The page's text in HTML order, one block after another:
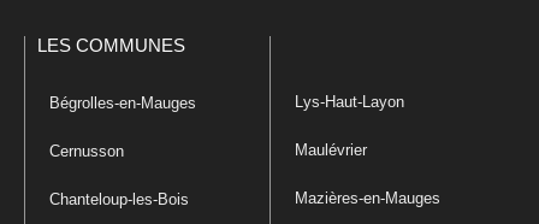
LES COMMUNES
Bégrolles-en-Mauges
Cernusson
Chanteloup-les-Bois
Lys-Haut-Layon
Maulévrier
Mazières-en-Mauges